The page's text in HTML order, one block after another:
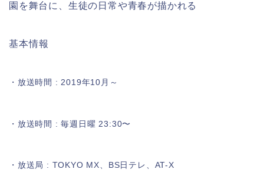
園を舞台に、生徒の日常や青春が描かれる
基本情報
・放送時間 : 2019年10月～
・放送時間 : 毎週日曜 23:30〜
・放送局 : TOKYO MX、BS日テレ、AT-X